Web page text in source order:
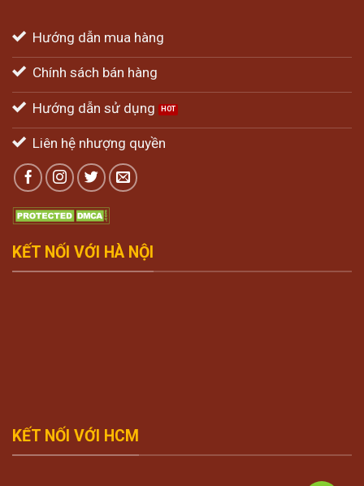
Hướng dẫn mua hàng
Chính sách bán hàng
Hướng dẫn sử dụng
Liên hệ nhượng quyền
KẾT NỐI VỚI HÀ NỘI
KẾT NỐI VỚI HCM